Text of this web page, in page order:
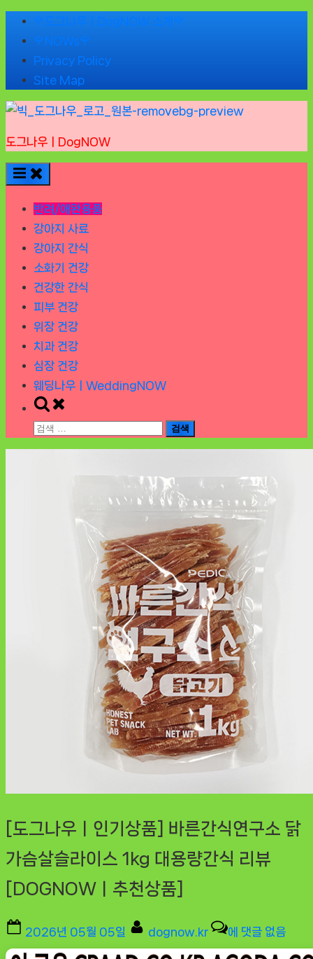
Skip
content
🌹도그나우ㅣDogNOW 소개🌹
🌹NOWs🌹
Privacy Policy
Site Map
도그나우ㅣDogNOW
반려/애완용품
강아지 사료
강아지 간식
소화기 건강
건강한 간식
피부 건강
위장 건강
치과 건강
심장 건강
웨딩나우ㅣWeddingNOW
Toggle
search
검
색:
[도그나우ㅣ인기상품] 바른간식연구소 닭
가슴살슬라이스 1kg 대용량간식 리뷰
[DOGNOWㅣ추천상품]
Posted
on
2026년 05월 05일 By
dognow.kr
[도
그
에 댓글 없음